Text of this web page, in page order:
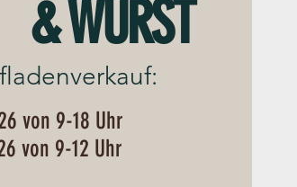
& WURST
von 9-18 Uhr
von 9-12 Uhr